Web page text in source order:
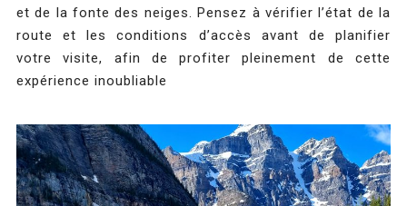
et de la fonte des neiges. Pensez à vérifier l’état de la
route et les conditions d’accès avant de planifier
votre visite, afin de profiter pleinement de cette
expérience inoubliable